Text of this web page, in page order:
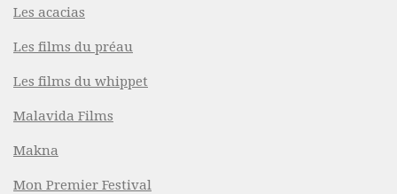
Les acacias
Les films du préau
Les films du whippet
Malavida Films
Makna
Mon Premier Festival